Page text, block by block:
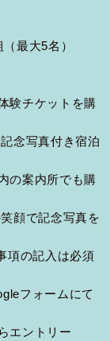
最大5名）
験チケットを購
念写真付き宿泊
の案内所でも購
顔で記念写真を
項の記入は必須
フォームにて
エントリー